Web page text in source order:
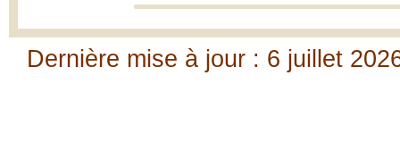
Dernière mise à jour : 6 juillet